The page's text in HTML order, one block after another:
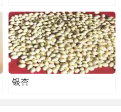
银杏